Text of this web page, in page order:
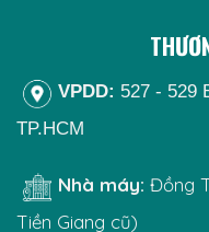
VPDD: 527 - 529
TP.HCM
Nhà máy: Đồng
Tiền Giang cũ)